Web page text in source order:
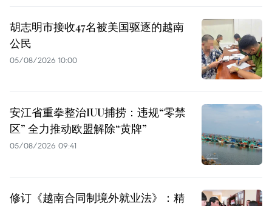
胡志明市接收47名被美国驱逐的越南
公民
05/08/2026 10:00
安江省重拳整治IUU捕捞：违规“零禁
区” 全力推动欧盟解除“黄牌”
05/08/2026 09:41
修订《越南合同制境外就业法》：精